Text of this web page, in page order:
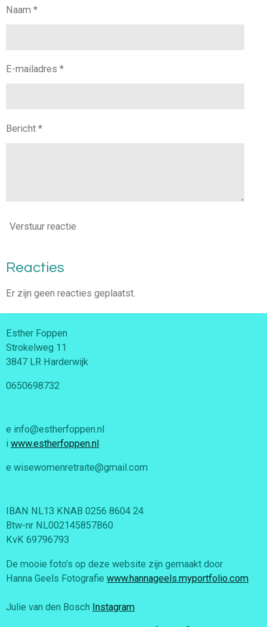
Naam *
E-mailadres *
Bericht *
Verstuur reactie
Reacties
Er zijn geen reacties geplaatst.
Esther Foppen
Strokelweg 11
3847 LR Harderwijk
0650698732
e info@estherfoppen.nl
i www.estherfoppen.nl
e wisewomenretraite@gmail.com
IBAN NL13 KNAB 0256 8604 24
Btw-nr NL002145857B60
KvK 69796793
De mooie foto's op deze website zijn gemaakt door
Hanna Geels Fotografie www.hannageels.myportfolio.com
Julie van den Bosch Instagram